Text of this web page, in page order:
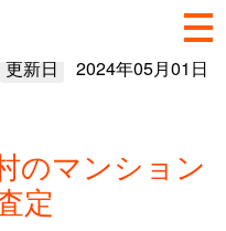
更新日 2024年05月01日
のマンション
定